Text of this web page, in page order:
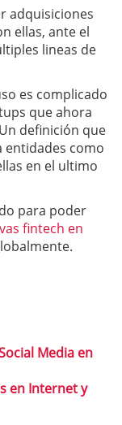
adquisiciones
ellas, ante el
lineas de
es complicado
que ahora
definición que
entidades como
en el ultimo
para poder
fintech en
Media en
en Internet y